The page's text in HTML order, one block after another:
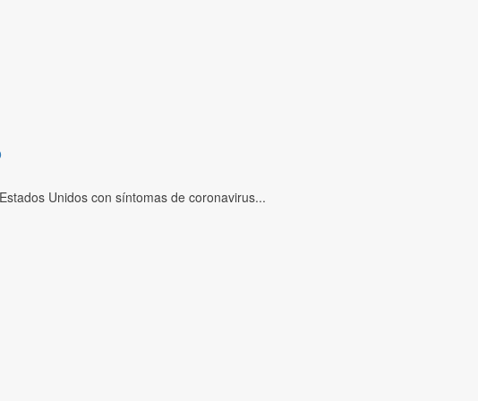
Unidos con síntomas de coronavirus...